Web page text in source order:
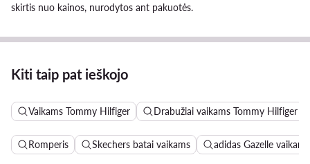
skirtis nuo kainos, nurodytos ant pakuotės.
Kiti taip pat ieškojo
Vaikams Tommy Hilfiger Drabužiai vaikams Tommy Hilfiger
Romperis Skechers batai vaikams adidas Gazelle vaikams